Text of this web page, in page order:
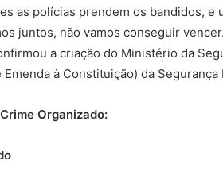
as polícias prendem os bandidos, e
juntos, não vamos conseguir
a criação do Ministério da
à Constituição) da Segurança
Organizado: